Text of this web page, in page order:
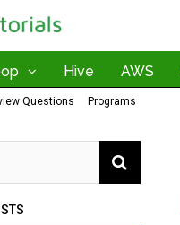
Hive AWS
Questions Programs